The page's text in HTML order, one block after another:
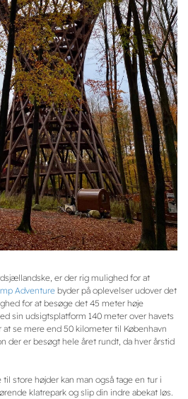
er der rig mulighed for at
Adventure byder på oplevelser udover det
for at besøge det 45 meter høje
sin udsigtsplatform 140 meter over havets
se mere end 50 kilometer til København
der er besøgt hele året rundt, da hver årstid
til store højder kan man også tage en tur i
klatrepark og slip din indre abekat løs.